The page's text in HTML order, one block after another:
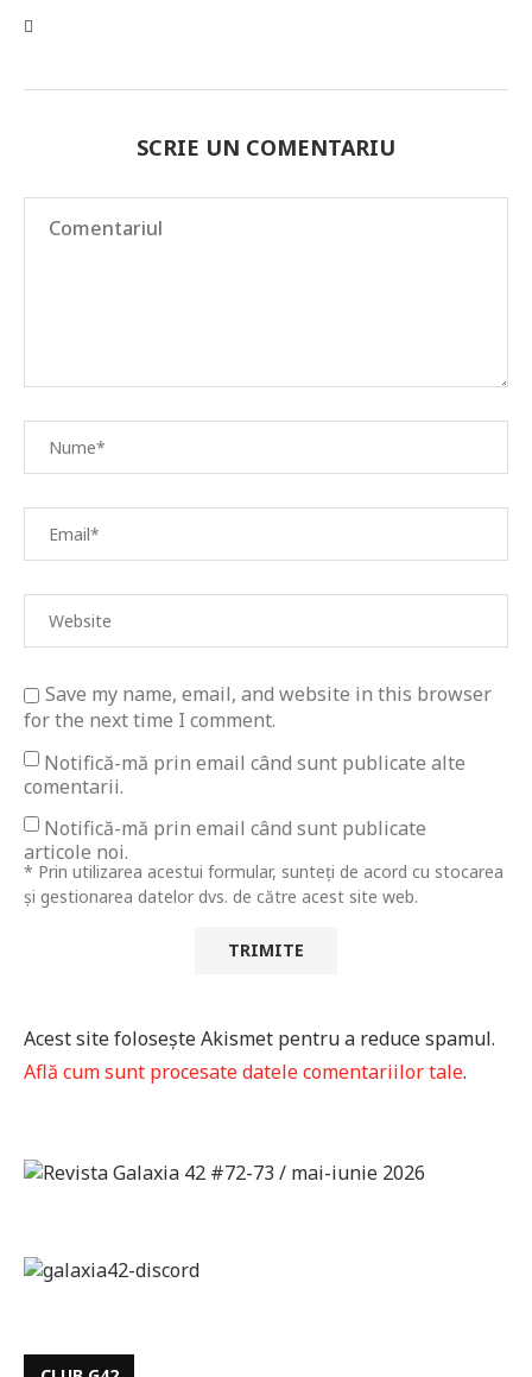
SCRIE UN COMENTARIU
Save my name, email, and website in this browser
for the next time I comment.
Notifică-mă prin email când sunt publicate alte
comentarii.
Notifică-mă prin email când sunt publicate
articole noi.
* Prin utilizarea acestui formular, sunteți de acord cu stocarea
și gestionarea datelor dvs. de către acest site web.
Acest site folosește Akismet pentru a reduce spamul.
Află cum sunt procesate datele comentariilor tale.